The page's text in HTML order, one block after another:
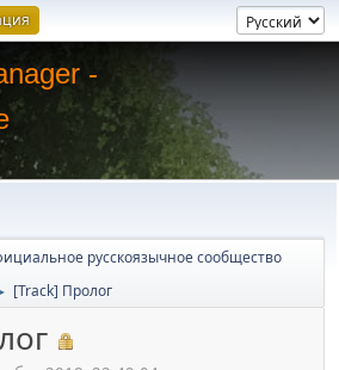
-
русскоязычное сообщество
[Track] Пролог